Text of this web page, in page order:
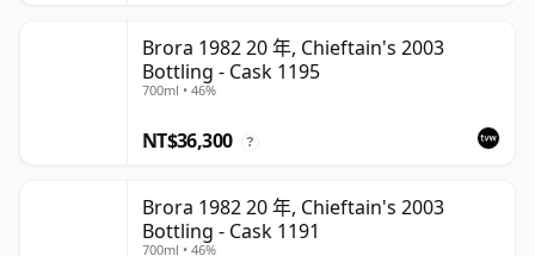
Brora 1982 20 年, Chieftain's 2003
Bottling - Cask 1195
700ml • 46%
NT$36,300 ?
Brora 1982 20 年, Chieftain's 2003
Bottling - Cask 1191
700ml • 46%